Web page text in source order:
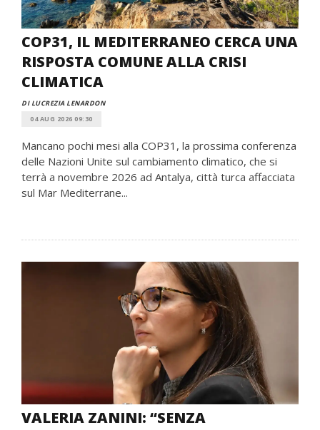
COP31, IL MEDITERRANEO CERCA UNA
RISPOSTA COMUNE ALLA CRISI
CLIMATICA
DI LUCREZIA LENARDON
04 AUG 2026 09:30
Mancano pochi mesi alla COP31, la prossima conferenza
delle Nazioni Unite sul cambiamento climatico, che si
terrà a novembre 2026 ad Antalya, città turca affacciata
sul Mar Mediterrane...
VALERIA ZANINI: “SENZA